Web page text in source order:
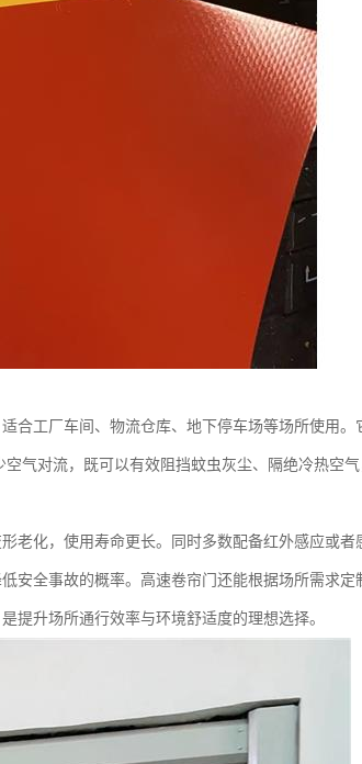
合工厂车间、物流仓库、地下停车场等场所使用。
气对流，既可以有效阻挡蚊虫灰尘、隔绝冷热空
老化，使用寿命更长。同时多数配备红外感应或者
安全事故的概率。高速卷帘门还能根据场所需求定
提升场所通行效率与环境舒适度的理想选择。